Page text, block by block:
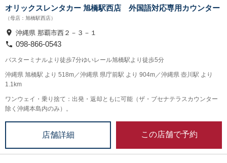
オリックスレンタカー 旭橋駅西店 外国語対応専用カウンター
（母店：旭橋駅西店）
沖縄県 那覇市西２－３－１
098-866-0543
バスターミナルより徒歩7分ゆいレール旭橋駅より徒歩5分
沖縄県 旭橋駅 より 518m／沖縄県 県庁前駅 より 904m／沖縄県 壺川駅 より
1.1km
ワンウェイ・乗り捨て：出発・返却ともに可能（ザ・ブセナテラスカウンター
除く沖縄本島内のみ）。
店舗詳細 この店舗で予約